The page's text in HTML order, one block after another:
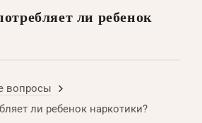
ли ребенок
вопросы
ли ребенок наркотики?